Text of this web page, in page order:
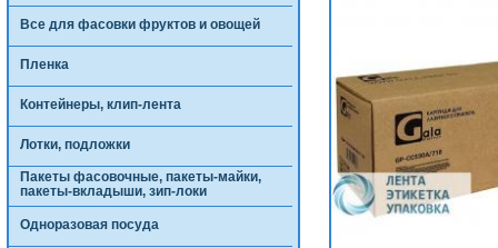
Все для фасовки фруктов и овощей
Пленка
Контейнеры, клип-лента
Лотки, подложки
Пакеты фасовочные, пакеты-майки,
пакеты-вкладыши, зип-локи
Одноразовая посуда